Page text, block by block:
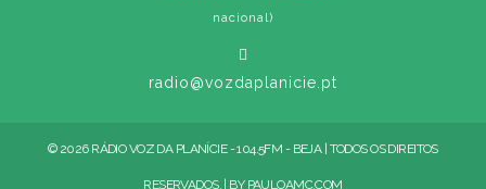
nacional)
radio@vozdaplanicie.pt
© 2026 RÁDIO VOZ DA PLANÍCIE - 104.5FM - BEJA | TODOS OS DIREITOS
RESERVADOS. | BY PAULOAMC.COM